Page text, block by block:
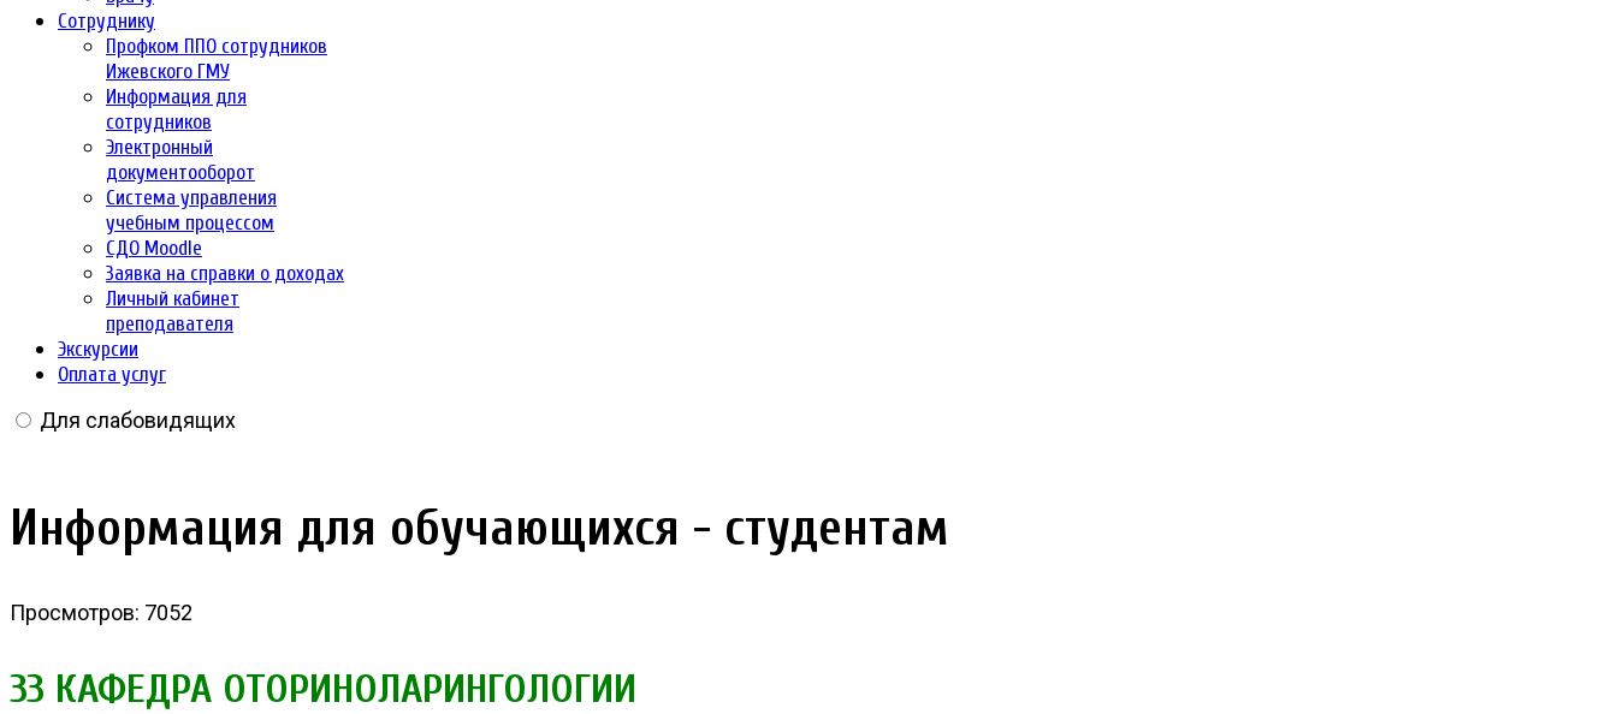
Сотруднику
Профком ППО сотрудников
Ижевского ГМУ
Информация для
сотрудников
Электронный
документооборот
Система управления
учебным процессом
СДО Moodle
Заявка на справки о доходах
Личный кабинет
преподавателя
Экскурсии
Оплата услуг
Для слабовидящих
Информация для обучающихся - студентам
Просмотров: 7052
33 КАФЕДРА ОТОРИНОЛАРИНГОЛОГИИ